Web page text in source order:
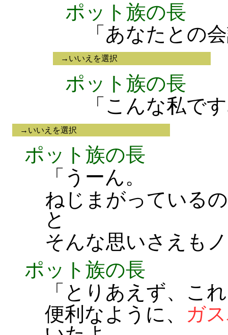
ポット族の長
「あなたとの
→いいえを選択
ポット族の長
「こんな私で
→いいえを選択
ポット族の長
「うーん。
ねじまがっている
と
そんな思いさえも
ポット族の長
「とりあえず、こ
便利なように、
ガ